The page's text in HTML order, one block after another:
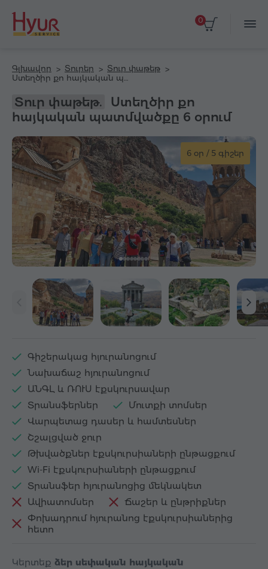
0
Գլխավոր Տուրեր
Տուր փաթեթ
Տուր փաթեթ.
Ստեղծիր քո
հայկական պատմվածքը 6 օրում
6 օր / 5 գիշեր
Գիշերակաց հյուրանոցում
Նախաճաշ հյուրանոցում
ԱՆԳԼ և ՌՈՒՍ էքսկուրսավար
Տրանսֆերներ
Մուտքի տոմսեր
Վարպետաց դասեր և համտեսներ
Շշալցված ջուր
Թխվածքներ էքսկուրսիաների ընթացքում
Wi-Fi էքսկուրսիաների ընթացքում
Տրանսֆեր հյուրանոցից մեկնակետ
Ավիատոմսեր
Ճաշեր և ընթրիքներ
Փոխադրում հյուրանոց էքսկուրսիաներից
հետո
Կերտեք ձեր սեփական հայկական